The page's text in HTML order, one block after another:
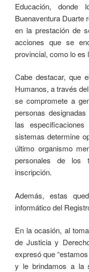
Educación, donde
Buenaventura Duarte
en la prestación de
acciones que se
provincial, como lo es
Cabe destacar, que
Humanos, a través
se compromete a
personas
las
sistemas determine
último organismo
personales de los
inscripción.
Además, estas
informático del
En la ocasión, al
de Justicia y
expresó que
y le brindamos a la